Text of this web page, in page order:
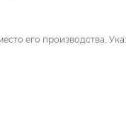
его производства.